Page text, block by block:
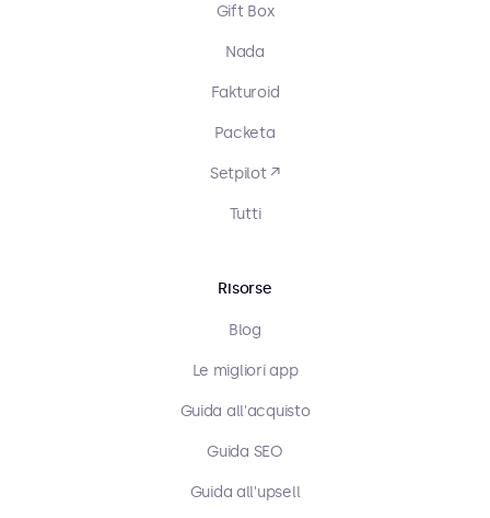
Gift Box
Nada
Fakturoid
Packeta
Setpilot ↗
Tutti
Risorse
Blog
Le migliori app
Guida all'acquisto
Guida SEO
Guida all'upsell